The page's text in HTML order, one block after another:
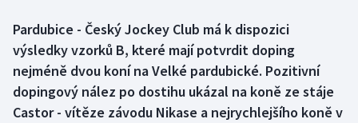
Box
Curling
Dostihy
Pardubice - Český Jockey Club má k dispozici
výsledky vzorků B, které mají potvrdit doping
nejméně dvou koní na Velké pardubické. Pozitivní
dopingový nález po dostihu ukázal na koně ze stáje
Castor - vítěze závodu Nikase a nejrychlejšího koně v